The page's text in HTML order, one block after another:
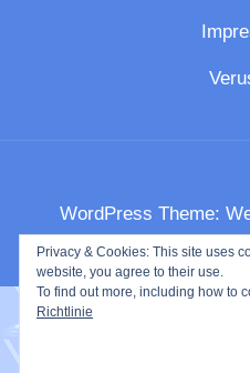
WordPress Theme:
Privacy & Cookies: This site uses
website, you agree to their use.
To find out more, including how to
Richtlinie